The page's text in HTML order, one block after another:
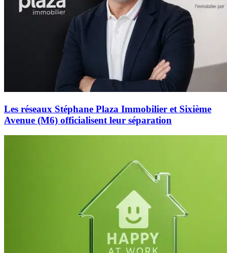
Les réseaux Stéphane Plaza Immobilier et Sixième
Avenue (M6) officialisent leur séparation